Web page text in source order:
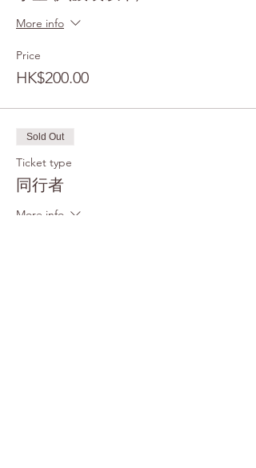
More info
Price
HK$200.00
Sold Out
Ticket type
同行者
More info